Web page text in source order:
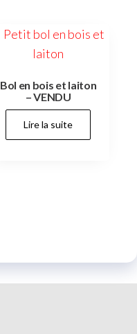
Bol en bois et laiton
– VENDU
Lire la suite